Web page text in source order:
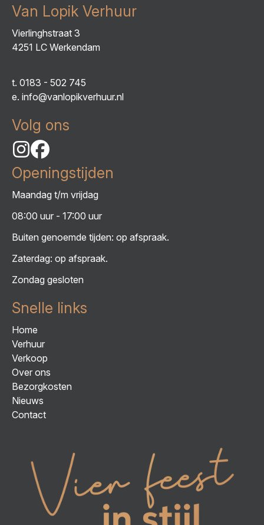
Van Lopik Verhuur
Vierlinghstraat 3
4251 LC Werkendam
t. 0183 - 502 745
e. info@vanlopikverhuur.nl
Volg ons
Openingstijden
Maandag t/m vrijdag
08:00 uur - 17:00 uur
Buiten genoemde tijden: op afspraak.
Zaterdag: op afspraak.
Zondag gesloten
Snelle links
Home
Verhuur
Verkoop
Over ons
Bezorgkosten
Nieuws
Contact